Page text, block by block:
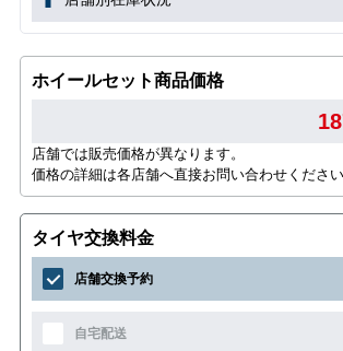
ホイールセット商品価格
店舗では販売価格が異なります。
価格の詳細は各店舗へ直接お問い合わせください
タイヤ交換料金
店舗交換予約
自宅配送